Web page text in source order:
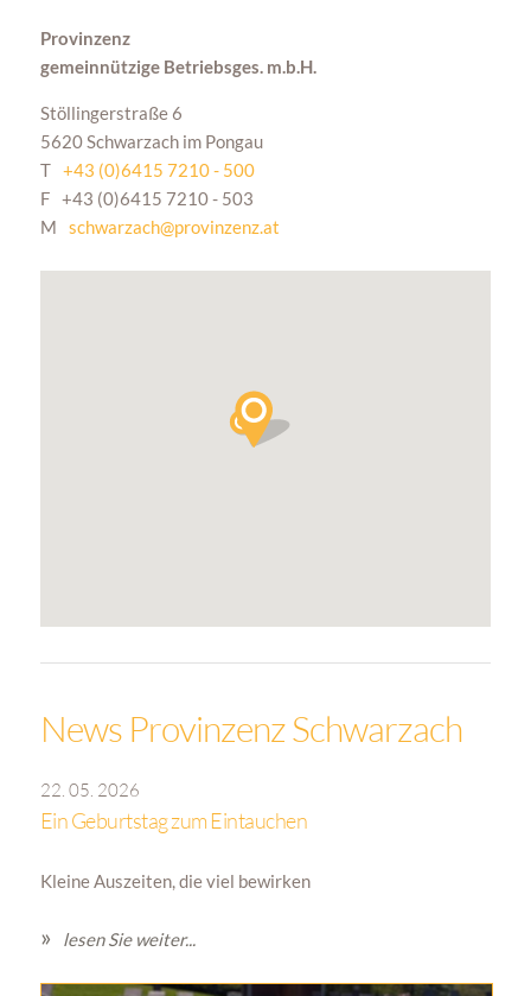
Provinzenz
gemeinnützige Betriebsges. m.b.H.
Stöllingerstraße 6
5620 Schwarzach im Pongau
T +43 (0)6415 7210 - 500
F +43 (0)6415 7210 - 503
M
schwarzach@provinzenz.at
News Provinzenz Schwarzach
22. 05. 2026
Ein Geburtstag zum Eintauchen
Kleine Auszeiten, die viel bewirken
lesen Sie weiter...